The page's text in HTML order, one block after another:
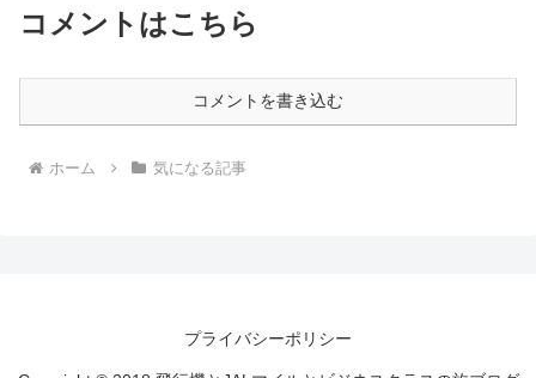
コメントはこちら
コメントを書き込む
ホーム 気になる記事
プライバシーポリシー